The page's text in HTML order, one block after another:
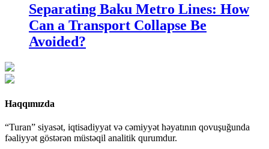
Separating Baku Metro Lines: How
Can a Transport Collapse Be
Avoided?
Haqqımızda
“Turan” siyasət, iqtisadiyyat və cəmiyyət həyatının qovuşuğunda
fəaliyyət göstərən müstəqil analitik qurumdur.